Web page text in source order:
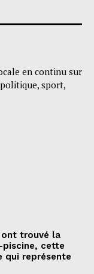
en continu sur
politique, sport,
ont trouvé la
piscine, cette
qui représente